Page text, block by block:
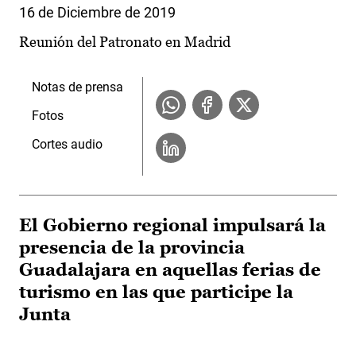
16 de Diciembre de 2019
Reunión del Patronato en Madrid
Notas de prensa
Fotos
Cortes audio
El Gobierno regional impulsará la
presencia de la provincia
Guadalajara en aquellas ferias de
turismo en las que participe la
Junta